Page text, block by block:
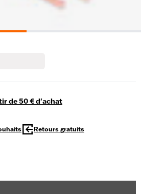
de 50 € d'achat
Retours gratuits